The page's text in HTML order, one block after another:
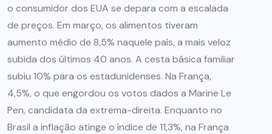
o consumidor dos EUA se depara com a escalada
de preços. Em março, os alimentos tiveram
aumento médio de 8,5% naquele país, a mais veloz
subida dos últimos 40 anos. A cesta básica familiar
subiu 10% para os estadunidenses. Na França,
4,5%, o que engordou os votos dados a Marine Le
Pen, candidata da extrema-direita. Enquanto no
Brasil a inflação atinge o índice de 11,3%, na França